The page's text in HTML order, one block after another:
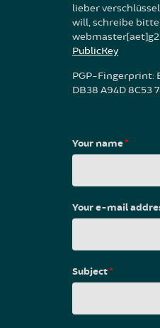
lieber
will, schreibe bitte
PublicKey
PGP-Fingerprint:
DB38 A94D 8C53
Your name*
Your e-mail
Subject*